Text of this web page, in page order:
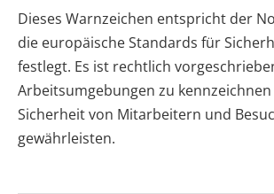
Dieses Warnzeichen entspricht der
die europäische Standards für
festlegt. Es ist rechtlich
Arbeitsumgebungen zu
Sicherheit von Mitarbeitern und
gewährleisten.